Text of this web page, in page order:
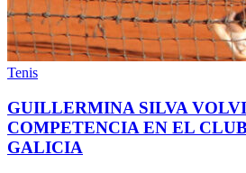
Tenis
GUILLERMINA SILVA
COMPETENCIA EN EL
GALICIA